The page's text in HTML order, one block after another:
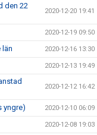
den 22
2020-12-20 19:41
2020-12-19 09:50
län 2020-12-16 13:30
2020-12-13 19:49
2020-12-12 16:42
yngre) 2020-12-10 06:09
2020-12-08 19:03